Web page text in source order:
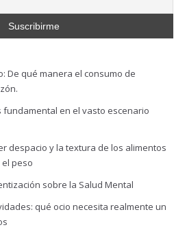
De qué manera el consumo de
en el vasto escenario
despacio y la textura de los alimentos
peso
sobre la Salud Mental
qué ocio necesita realmente un